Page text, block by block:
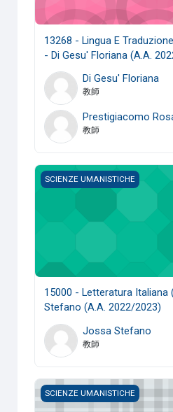
13268 - Lingua E
- Di Gesu' Floriana (A.A.
Di Gesu' Floriana
教師
Prestigiacomo
教師
15000 - Letteratura Italiana
SCIENZE UMANISTICHE
15000 - Letteratura Italiana
Stefano (A.A. 2022/2023)
Jossa Stefano
教師
19075 - Lingua, Linguistica
SCIENZE UMANISTICHE